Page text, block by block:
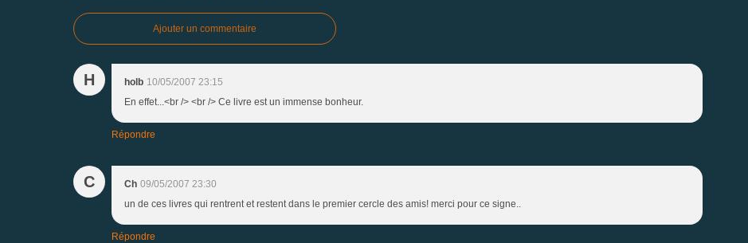
Ajouter un commentaire
H holb 10/05/2007 23:15
En effet...<br /> <br /> Ce livre est un immense bonheur.
Répondre
C Ch 09/05/2007 23:30
un de ces livres qui rentrent et restent dans le premier cercle des amis! merci pour ce signe..
Répondre